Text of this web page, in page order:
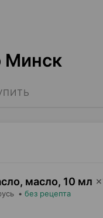
Минск
масло, 10 мл ×
• без рецепта